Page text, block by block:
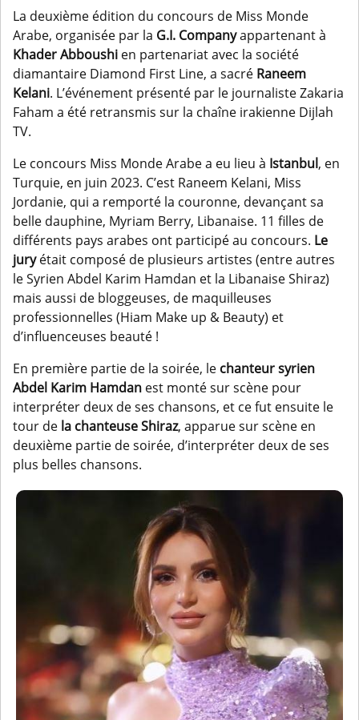
La deuxième édition du concours de Miss Monde
Arabe, organisée par la G.I. Companyappartenant à
Khader Abboushi en partenariat avec la société
diamantaire Diamond First Line, a sacré Raneem
Kelani. L’événement présenté par le journaliste Zakaria
Faham a été retransmis sur la chaîne irakienne Dijlah
TV.
Le concours Miss Monde Arabe a eu lieu à Istanbul, en
Turquie, en juin 2023. C’est Raneem Kelani, Miss
Jordanie, qui a remporté la couronne, devançant sa
belle dauphine, Myriam Berry, Libanaise. 11 filles de
différents pays arabes ont participé au concours. Le
juryétait composé de plusieurs artistes (entre autres
le Syrien Abdel Karim Hamdan et la Libanaise Shiraz)
mais aussi de bloggeuses, de maquilleuses
professionnelles (Hiam Make up & Beauty) et
d’influenceuses beauté !
En première partie de la soirée, le chanteur syrien
Abdel Karim Hamdan est monté sur scène pour
interpréter deux de ses chansons, et ce fut ensuite le
tour de la chanteuseShiraz, apparue sur scène en
deuxième partie de soirée, d’interpréter deux de ses
plus belles chansons.